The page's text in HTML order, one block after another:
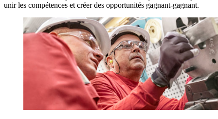
unir les compétences et créer des opportunités gagnant-gagnant.